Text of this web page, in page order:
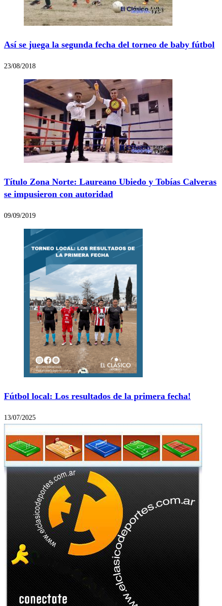
Así se juega la segunda fecha del torneo de baby fútbol
23/08/2018
Título Zona Norte: Laureano Ubiedo y Tobías Calveras
se impusieron con autoridad
09/09/2019
Fútbol local: Los resultados de la primera fecha!
13/07/2025